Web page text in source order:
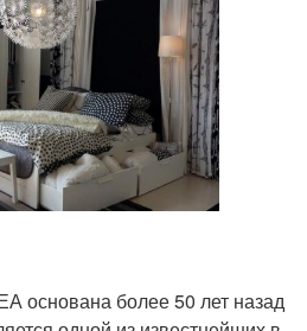
основана более 50 лет назад